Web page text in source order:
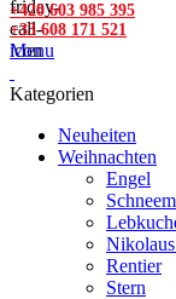
+420 603 985 395
+33 608 171 521
Menu
Kategorien
Neuheiten
Weihnachten
Engel
Rentier
Stern